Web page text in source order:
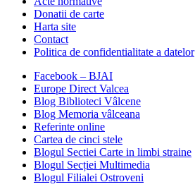
Donatii de carte
Harta site
Contact
Politica de confidentialitate a datelor
Facebook – BJAI
Europe Direct Valcea
Blog Biblioteci Vâlcene
Blog Memoria vâlceana
Referinte online
Cartea de cinci stele
Blogul Sectiei Carte in limbi straine
Blogul Secției Multimedia
Blogul Filialei Ostroveni